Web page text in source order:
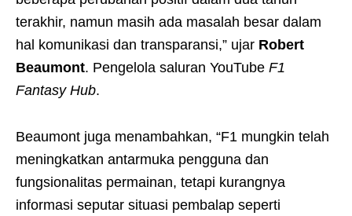
terakhir, namun masih ada masalah besar dalam
hal komunikasi dan transparansi,” ujar Robert
Beaumont. Pengelola saluran YouTube F1
Fantasy Hub.
Beaumont juga menambahkan, “F1 mungkin telah
meningkatkan antarmuka pengguna dan
fungsionalitas permainan, tetapi kurangnya
informasi seputar situasi pembalap seperti